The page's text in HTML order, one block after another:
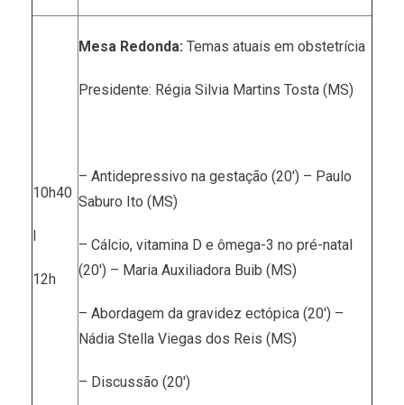
10h40
12h
Mesa Redonda: Temas atuais em obstetrícia
Presidente: Régia Silvia Martins Tosta (MS)
– Antidepressivo na gestação (20′) – Paulo
Saburo Ito (MS)
– Cálcio, vitamina D e ômega-3 no pré-natal
(20′) – Maria Auxiliadora Buib (MS)
– Abordagem da gravidez ectópica (20′) –
Nádia Stella Viegas dos Reis (MS)
– Discussão (20′)